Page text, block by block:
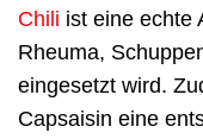
Chili ist eine echte
Rheuma,
eingesetzt wird.
Capsaisin eine